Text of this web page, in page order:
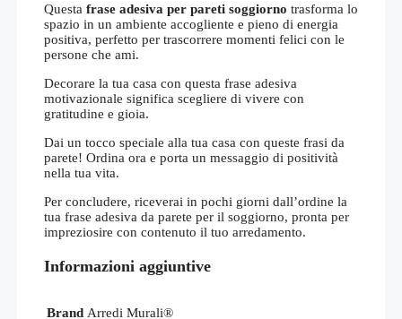
Questa frase adesiva per pareti soggiorno trasforma lo
spazio in un ambiente accogliente e pieno di energia
positiva, perfetto per trascorrere momenti felici con le
persone che ami.
Decorare la tua casa con questa frase adesiva
motivazionale significa scegliere di vivere con
gratitudine e gioia.
Dai un tocco speciale alla tua casa con queste frasi da
parete! Ordina ora e porta un messaggio di positività
nella tua vita.
Per concludere, riceverai in pochi giorni dall’ordine la
tua frase adesiva da parete per il soggiorno, pronta per
impreziosire con contenuto il tuo arredamento.
Informazioni aggiuntive
Brand Arredi Murali®